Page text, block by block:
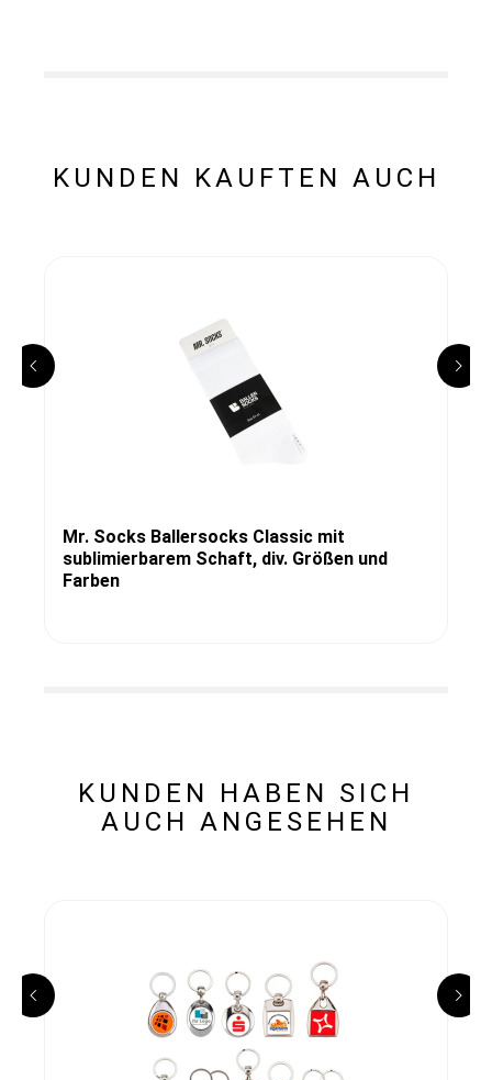
KUNDEN KAUFTEN AUCH
Mr. Socks Ballersocks Classic mit
sublimierbarem Schaft, div. Größen und
Farben
KUNDEN HABEN SICH
AUCH ANGESEHEN